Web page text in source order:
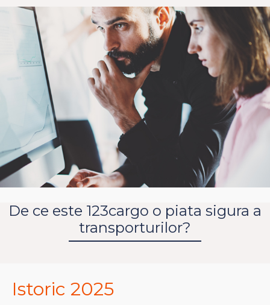
De ce este 123cargo o piata sigura a
transporturilor?
Istoric 2025